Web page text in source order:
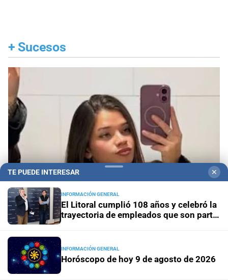
+ Sucesos
Se investiga
Crimen en Chaco: qué determinó la
pericia psiquiátrica a Victoria Cantero
Inauguran salaFijaron la primera audiencia penal en el
nuevo edificio Anexo de los Tribunales de Santa Fe
TE PUEDE INTERESAR ✕
INFORMACIÓN GENERAL
El Litoral cumplió 108 años y celebró la
trayectoria de empleados que son parte
INFORMACIÓN GENERAL
Horóscopo de hoy 9 de agosto de 2026